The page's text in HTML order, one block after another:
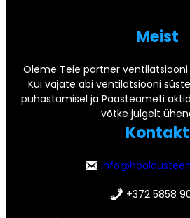
Meist
Oleme Teie partner ventilatsiooni
Kui vajate abi ventilatsiooni
puhastamisel ja Päästeameti
võtke julgelt
Kontakt
+372 5858